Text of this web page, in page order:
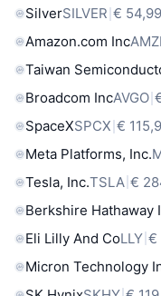
SilverSILVER € 54,99
Amazon.com Inc
Taiwan
Broadcom IncAVGO
SpaceXSPCX €
Meta Platforms, Inc.
Tesla, Inc.TSLA €
Berkshire Hathaway
Eli Lilly And CoLLY €
Micron Technology